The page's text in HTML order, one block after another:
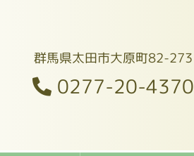
群馬県太田市大原町82-273
0277-20-4370